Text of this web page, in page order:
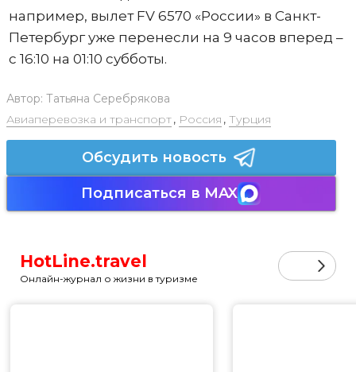
например, вылет FV 6570 «России» в Санкт-
Петербург уже перенесли на 9 часов вперед –
с 16:10 на 01:10 субботы.
Автор: Татьяна Серебрякова
Авиаперевозка и транспорт, Россия , Турция
Обсудить новость
Подписаться в MAX
HotLine.travel
Онлайн-журнал о жизни в туризме